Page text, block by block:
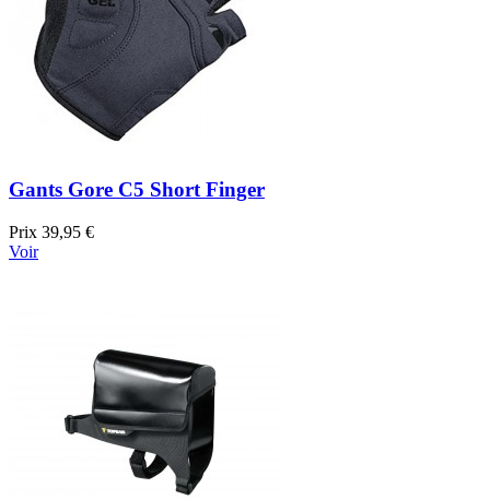
Gants Gore C5 Short Finger
Prix 39,95 €
Voir